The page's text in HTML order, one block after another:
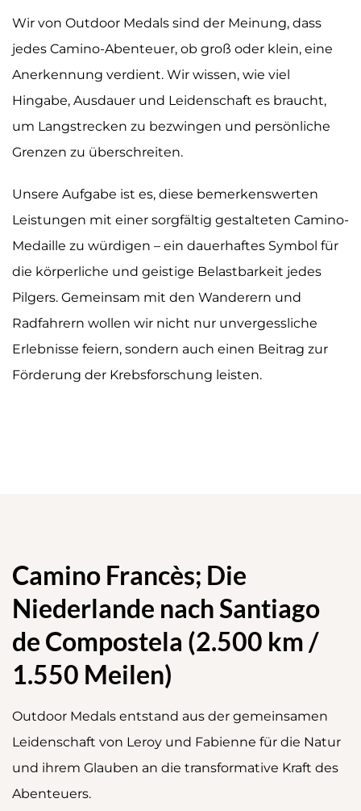
Wir von Outdoor Medals sind der Meinung, dass
jedes Camino-Abenteuer, ob groß oder klein, eine
Anerkennung verdient. Wir wissen, wie viel
Hingabe, Ausdauer und Leidenschaft es braucht,
um Langstrecken zu bezwingen und persönliche
Grenzen zu überschreiten.
Unsere Aufgabe ist es, diese bemerkenswerten
Leistungen mit einer sorgfältig gestalteten Camino-
Medaille zu würdigen – ein dauerhaftes Symbol für
die körperliche und geistige Belastbarkeit jedes
Pilgers. Gemeinsam mit den Wanderern und
Radfahrern wollen wir nicht nur unvergessliche
Erlebnisse feiern, sondern auch einen Beitrag zur
Förderung der Krebsforschung leisten.
Camino Francès; Die
Niederlande nach Santiago
de Compostela (2.500 km /
1.550 Meilen)
Outdoor Medals entstand aus der gemeinsamen
Leidenschaft von Leroy und Fabienne für die Natur
und ihrem Glauben an die transformative Kraft des
Abenteuers.